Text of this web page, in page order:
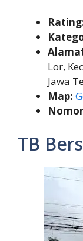
Lor,
Jawa
Map:
TB